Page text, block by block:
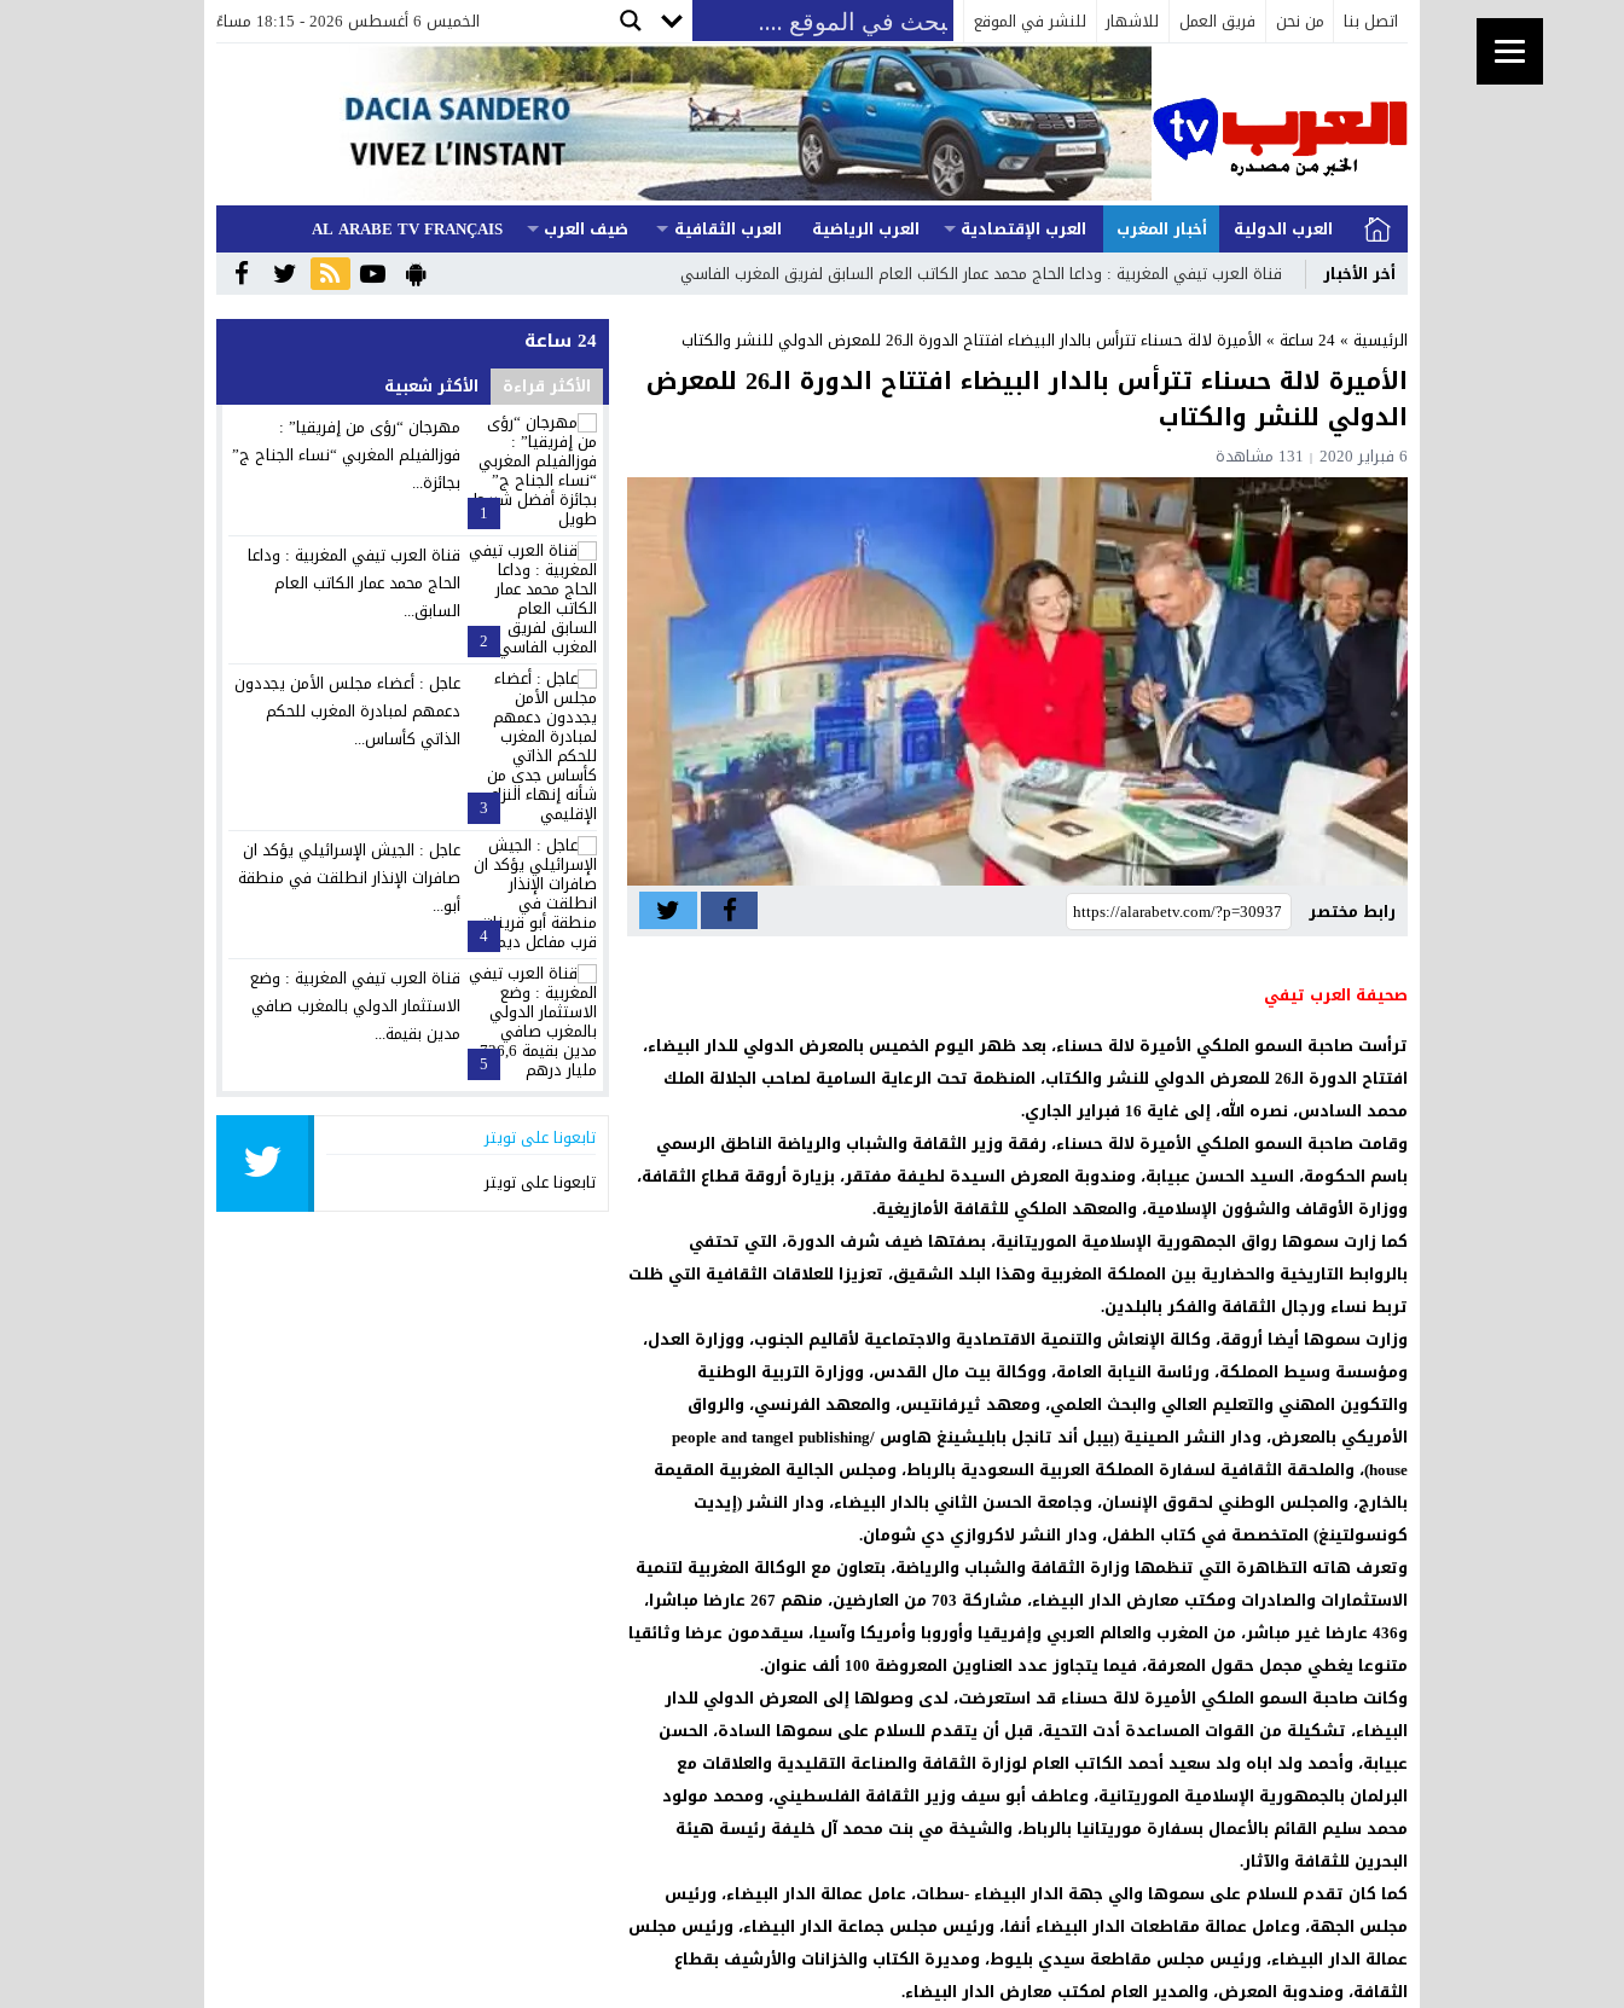
اتصل بنا من نحن فريق العمل للاشهار للنشر في الموقع الخميس 6 أغسطس 2026 - 18:15 مساءً
العرب الدولية أخبار المغرب العرب الإقتصادية العرب الرياضية العرب الثقافية ضيف العرب
AL ARABE TV FRANÇAIS
أخر الأخبار
عاجل : أ _
الرئيسية »24 ساعة » الأميرة لالة حسناء تترأس بالدار البيضاء افتتاح الدورة الـ26 للمعرض الدولي للنشر والكتاب
الأميرة لالة حسناء تترأس بالدار البيضاء افتتاح الدورة الـ26 للمعرض
الدولي للنشر والكتاب
6 فبراير 2020 131 مشاهدة
رابط مختصر
صحيفة العرب تيفي
ترأست صاحبة السمو الملكي الأميرة لالة حسناء، بعد ظهر اليوم الخميس بالمعرض الدولي للدار البيضاء،
افتتاح الدورة الـ26 للمعرض الدولي للنشر والكتاب، المنظمة تحت الرعاية السامية لصاحب الجلالة الملك
محمد السادس، نصره الله، إلى غاية 16 فبراير الجاري.
وقامت صاحبة السمو الملكي الأميرة لالة حسناء، رفقة وزير الثقافة والشباب والرياضة الناطق الرسمي
باسم الحكومة، السيد الحسن عبيابة، ومندوبة المعرض السيدة لطيفة مفتقر، بزيارة أروقة قطاع الثقافة،
ووزارة الأوقاف والشؤون الإسلامية، والمعهد الملكي للثقافة الأمازيغية.
كما زارت سموها رواق الجمهورية الإسلامية الموريتانية، بصفتها ضيف شرف الدورة، التي تحتفي
بالروابط التاريخية والحضارية بين المملكة المغربية وهذا البلد الشقيق، تعزيزا للعلاقات الثقافية التي ظلت
تربط نساء ورجال الثقافة والفكر بالبلدين.
وزارت سموها أيضا أروقة، وكالة الإنعاش والتنمية الاقتصادية والاجتماعية لأقاليم الجنوب، ووزارة العدل،
ومؤسسة وسيط المملكة، ورئاسة النيابة العامة، ووكالة بيت مال القدس، ووزارة التربية الوطنية
والتكوين المهني والتعليم العالي والبحث العلمي، ومعهد ثيرفانتيس، والمعهد الفرنسي، والرواق
الأمريكي بالمعرض، ودار النشر الصينية (بيبل أند تانجل بابليشينغ هاوس /people and tangel publishing
house)، والملحقة الثقافية لسفارة المملكة العربية السعودية بالرباط، ومجلس الجالية المغربية المقيمة
بالخارج، والمجلس الوطني لحقوق الإنسان، وجامعة الحسن الثاني بالدار البيضاء، ودار النشر (إيديت
كونسولتينغ) المتخصصة في كتاب الطفل، ودار النشر لاكروازي دي شومان.
وتعرف هاته التظاهرة التي تنظمها وزارة الثقافة والشباب والرياضة، بتعاون مع الوكالة المغربية لتنمية
الاستثمارات والصادرات ومكتب معارض الدار البيضاء، مشاركة 703 من العارضين، منهم 267 عارضا مباشرا،
و436 عارضا غير مباشر، من المغرب والعالم العربي وإفريقيا وأوروبا وأمريكا وآسيا، سيقدمون عرضا وثائقيا
متنوعا يغطي مجمل حقول المعرفة، فيما يتجاوز عدد العناوين المعروضة 100 ألف عنوان.
وكانت صاحبة السمو الملكي الأميرة لالة حسناء قد استعرضت، لدى وصولها إلى المعرض الدولي للدار
البيضاء، تشكيلة من القوات المساعدة أدت التحية، قبل أن يتقدم للسلام على سموها السادة، الحسن
عبيابة، وأحمد ولد اباه ولد سعيد أحمد الكاتب العام لوزارة الثقافة والصناعة التقليدية والعلاقات مع
البرلمان بالجمهورية الإسلامية الموريتانية، وعاطف أبو سيف وزير الثقافة الفلسطيني، ومحمد مولود
محمد سليم القائم بالأعمال بسفارة موريتانيا بالرباط، والشيخة مي بنت محمد آل خليفة رئيسة هيئة
البحرين للثقافة والآثار.
كما كان تقدم للسلام على سموها والي جهة الدار البيضاء -سطات، عامل عمالة الدار البيضاء، ورئيس
مجلس الجهة، وعامل عمالة مقاطعات الدار البيضاء أنفا، ورئيس مجلس جماعة الدار البيضاء، ورئيس مجلس
عمالة الدار البيضاء، ورئيس مجلس مقاطعة سيدي بليوط، ومديرة الكتاب والخزانات والأرشيف بقطاع
الثقافة، ومندوبة المعرض، والمدير العام لمكتب معارض الدار البيضاء.
24 ساعة
الأكثر قراءة الأكثر شعبية
1
مهرجان “رؤى من إفريقيا” :
فوزالفيلم المغربي “نساء الجناح ج”
بجائزة...
2
قناة العرب تيفي المغربية : وداعا
الحاج محمد عمار الكاتب العام
السابق...
3
عاجل : أعضاء مجلس الأمن يجددون
دعمهم لمبادرة المغرب للحكم
الذاتي كأساس...
4
عاجل : الجيش الإسرائيلي يؤكد ان
صافرات الإنذار انطلقت في منطقة
أبو...
5
قناة العرب تيفي المغربية : وضع
الاستثمار الدولي بالمغرب صافي
مدين بقيمة...
تابعونا على تويتر
تابعونا على تويتر